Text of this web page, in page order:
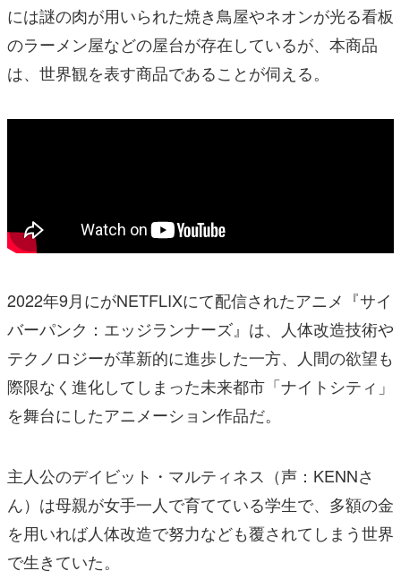
には謎の肉が用いられた焼き鳥屋やネオンが光る看板
のラーメン屋などの屋台が存在しているが、本商品
は、世界観を表す商品であることが伺える。
2022年9月にがNETFLIXにて配信されたアニメ『サイ
バーパンク：エッジランナーズ』は、人体改造技術や
テクノロジーが革新的に進歩した一方、人間の欲望も
際限なく進化してしまった未来都市「ナイトシティ」
を舞台にしたアニメーション作品だ。
主人公のデイビット・マルティネス（声：KENNさ
ん）は母親が女手一人で育てている学生で、多額の金
を用いれば人体改造で努力なども覆されてしまう世界
で生きていた。